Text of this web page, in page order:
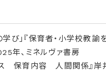
び」『保育者・小学校教
年、ミネルヴァ書房
保育内容 人間関係』岸